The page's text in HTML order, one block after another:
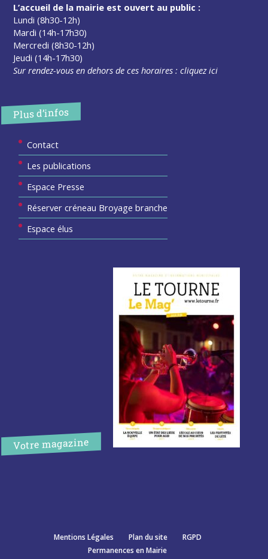
L’accueil de la mairie est ouvert au public :
Lundi (8h30-12h)
Mardi (14h-17h30)
Mercredi (8h30-12h)
Jeudi (14h-17h30)
Sur rendez-vous en dehors de ces horaires :cliquez ici
Plus d’infos
Contact
Les publications
Espace Presse
Réserver créneau Broyage branche
Espace élus
Votre magazine
Mentions Légales Plan du site
RGPD
Permanences en Mairie